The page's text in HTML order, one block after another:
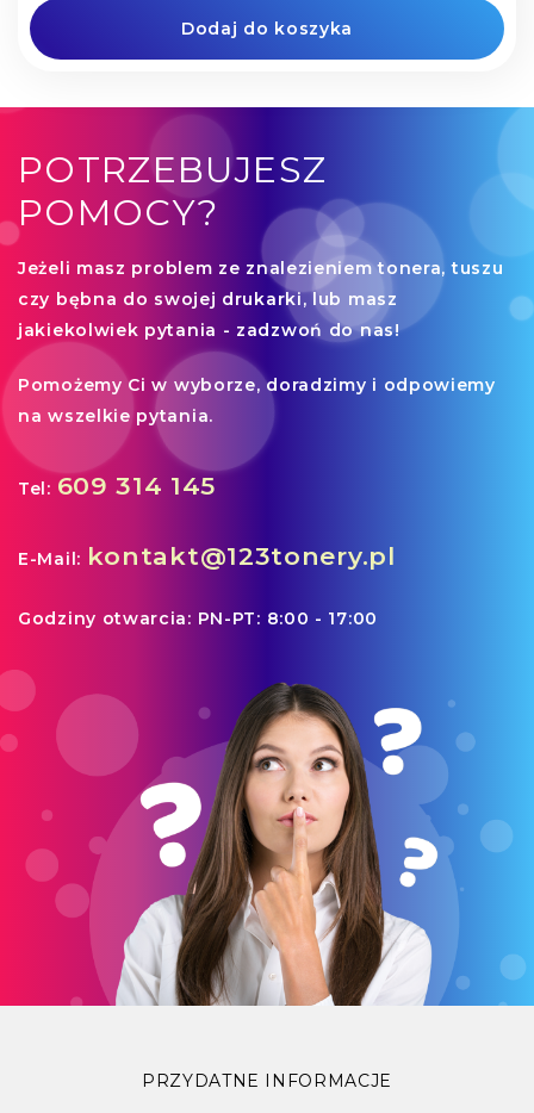
Dodaj do koszyka
POTRZEBUJESZ
POMOCY?
Jeżeli masz problem ze znalezieniem tonera, tuszu
czy bębna do swojej drukarki, lub masz
jakiekolwiek pytania - zadzwoń do nas!
Pomożemy Ci w wyborze, doradzimy i odpowiemy
na wszelkie pytania.
Tel: 609 314 145
E-Mail: kontakt@123tonery.pl
Godziny otwarcia: PN-PT: 8:00 - 17:00
PRZYDATNE INFORMACJE